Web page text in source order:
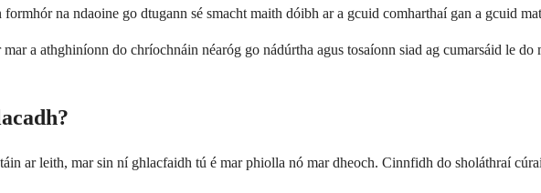
na ndaoine go dtugann sé smacht maith dóibh ar a gcuid comharthaí gan a gcuid
a athghiníonn do chríochnáin néaróg go nádúrtha agus tosaíonn siad ag cumarsáid le
ar leith, mar sin ní ghlacfaidh tú é mar phiolla nó mar dheoch. Cinnfidh do sholáthraí